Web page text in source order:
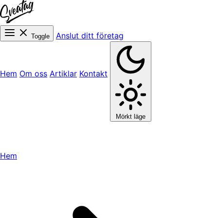
Toggle Anslut ditt företag
Hem Om oss Artiklar Kontakt
Mörkt läge
Hem